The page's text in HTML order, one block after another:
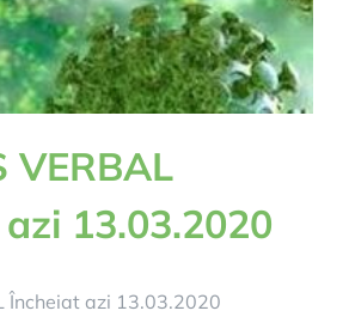
VERBAL
13.03.2020
Încheiat azi 13.03.2020